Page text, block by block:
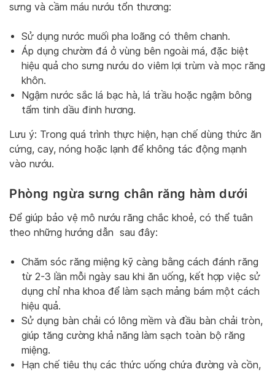
sưng và cầm máu nướu tổn thương:
Sử dụng nước muối pha loãng có thêm chanh.
Áp dụng chườm đá ở vùng bên ngoài má, đặc biệt
hiệu quả cho sưng nướu do viêm lợi trùm và mọc răng
khôn.
Ngậm nước sắc lá bạc hà, lá trầu hoặc ngậm bông
tẩm tinh dầu đinh hương.
Lưu ý: Trong quá trình thực hiện, hạn chế dùng thức ăn
cứng, cay, nóng hoặc lạnh để không tác động mạnh
vào nướu.
Phòng ngừa sưng chân răng hàm dưới
Để giúp bảo vệ mô nướu răng chắc khoẻ, có thể tuân
theo những hướng dẫn sau đây:
Chăm sóc răng miệng kỹ càng bằng cách đánh răng
từ 2-3 lần mỗi ngày sau khi ăn uống, kết hợp việc sử
dụng chỉ nha khoa để làm sạch mảng bám một cách
hiệu quả.
Sử dụng bàn chải có lông mềm và đầu bàn chải tròn,
giúp tăng cường khả năng làm sạch toàn bộ răng
miệng.
Hạn chế tiêu thụ các thức uống chứa đường và cồn,